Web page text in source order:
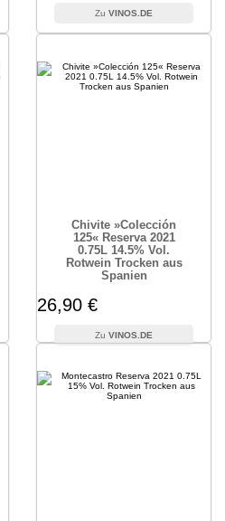
VINOS.DE
Chivite »Colección
125« Reserva 2021
0.75L 14.5% Vol.
Rotwein Trocken aus
Spanien
26,90 €
VINOS.DE